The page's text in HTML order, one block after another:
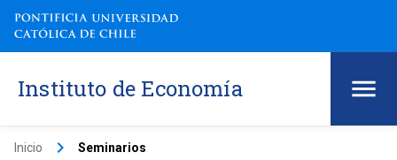
Instituto de Economía
Inicio keyboard_arrow_right Seminarios